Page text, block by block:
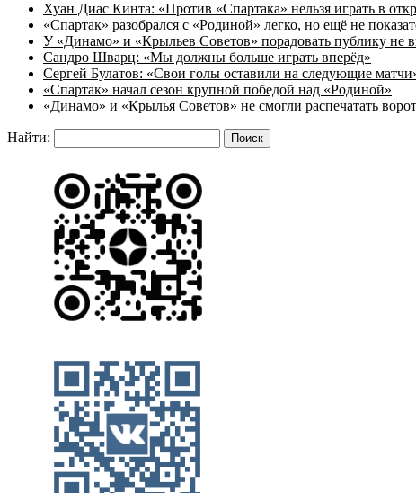
Хуан Диас Кинта: «Против «Спартака» нельзя играть в
«Спартак» разобрался с «Родиной» легко, но ещё не
У «Динамо» и «Крыльев Советов» порадовать публику не
Сандро Шварц: «Мы должны больше играть вперёд»
Сергей Булатов: «Свои голы оставили на следующие
«Спартак» начал сезон крупной победой над «Родиной»
«Динамо» и «Крылья Советов» не смогли распечатать
Найти: